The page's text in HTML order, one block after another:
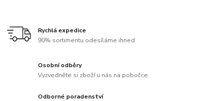
Rychlá expedice
90% sortimentu odesíláme ihned
Osobní odběry
Vyzvedněte si zboží u nás na pobočce
Odborné poradenství